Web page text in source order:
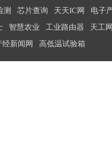
测 芯片查询 天天IC网
电子
智慧农业 工业路由器
天工
新闻网 高低温试验箱